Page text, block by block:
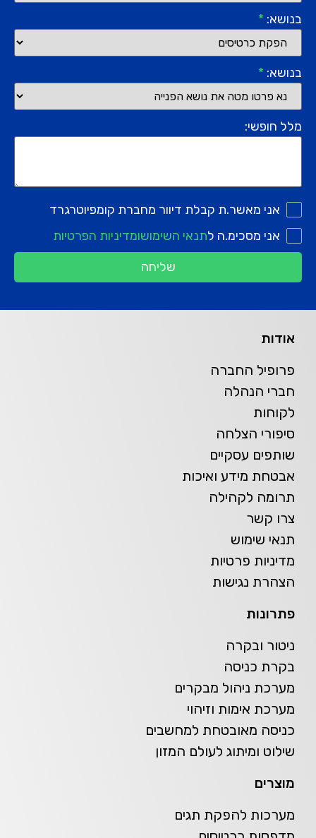
בנושא: *
בנושא: *
מלל חופשי:
אני מאשר.ת קבלת דיוור מחברת קומפיוטרגרד
אני מסכימ.ה לתנאי השימושומדיניות הפרטיות
שליחה
אודות
פרופיל החברה
חברי הנהלה
לקוחות
סיפורי הצלחה
שותפים עסקיים
אבטחת מידע ואיכות
תרומה לקהילה
צרו קשר
תנאי שימוש
מדיניות פרטיות
הצהרת נגישות
פתרונות
ניטור ובקרה
בקרת כניסה
מערכת ניהול מבקרים
מערכת אימות וזיהוי
כניסה מאובטחת למחשבים
שילוט ומיתוג לעולם המזון
מוצרים
מערכות להפקת תגים